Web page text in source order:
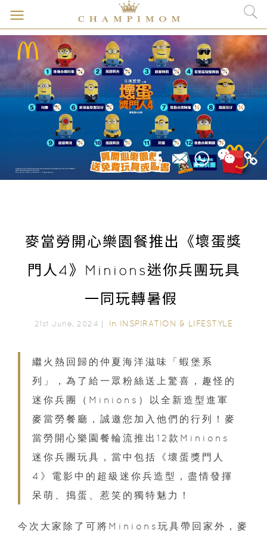
麥當勞開心樂園餐推出《壞蛋獎
門人4》Minions迷你兵團玩具
一同玩轉暑假
21st June, 2024｜ In INSPIRATION & LIFESTYLE
繼火熱回歸的仲夏海洋滋味「蝦堡系
列」，為了給一眾粉絲送上驚喜，趣怪的
迷你兵團（Minions）以全新造型進軍
麥當勞餐廳，誠邀您加入他們的行列！麥
當勞開心樂園餐輪流推出12款Minions
迷你兵團玩具，當中包括《壞蛋獎門人
4》電影中的超級迷你兵造型，盡情發揮
呆萌、搗蛋、惹笑的獨特魅力！
今次大家除了可將Minions玩具帶回家外，麥